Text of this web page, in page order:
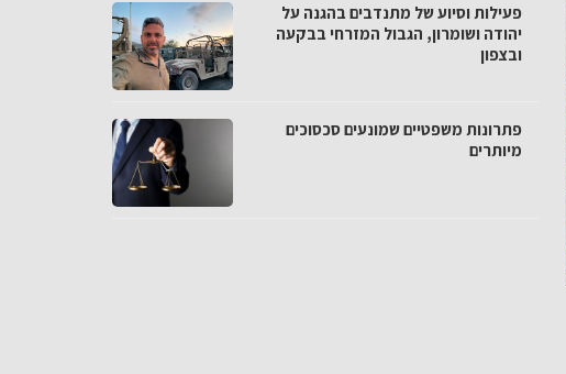
פעילות וסיוע של מתנדבים בהגנה על
יהודה ושומרון, הגבול המזרחי בבקעה
ובצפון
פתרונות משפטיים שמונעים סכסוכים
מיותרים